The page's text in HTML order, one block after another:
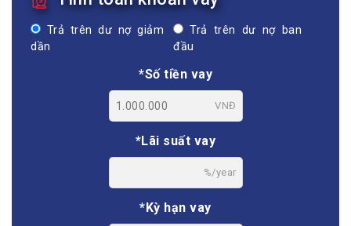
Trả trên dư nợ giảm
dần
Trả trên dư nợ ban
đầu
*Số tiền vay
VNĐ
*Lãi suất vay
%/year
*Kỳ hạn vay